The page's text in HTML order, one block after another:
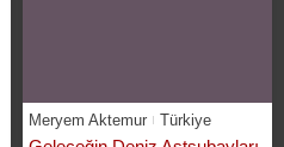
Meryem Aktemur Türkiye